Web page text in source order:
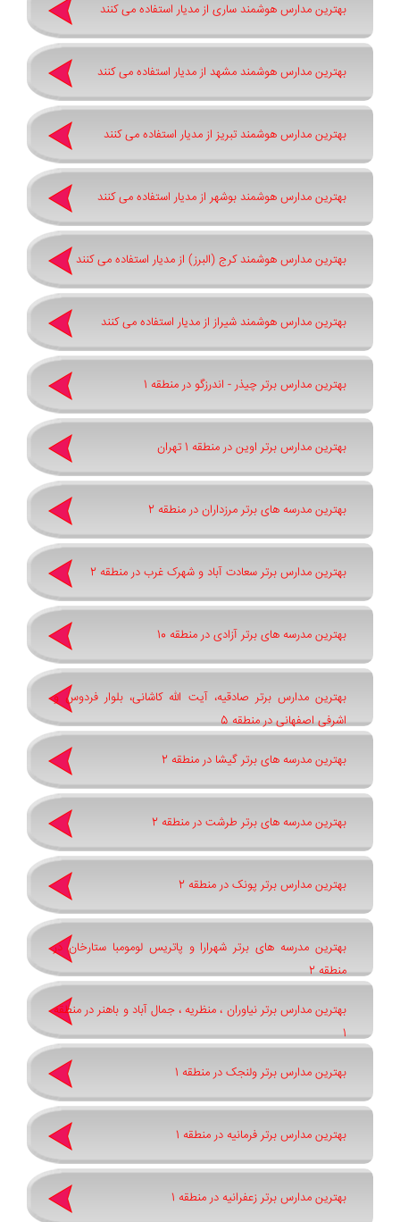
بهترین مدارس هوشمند ساری از مدیار استفاده می کنند
بهترین مدارس هوشمند مشهد از مدیار استفاده می کنند
بهترین مدارس هوشمند تبریز از مدیار استفاده می کنند
بهترین مدارس هوشمند بوشهر از مدیار استفاده می کنند
بهترین مدارس هوشمند کرج (البرز) از مدیار استفاده می کنند
بهترین مدارس هوشمند شیراز از مدیار استفاده می کنند
بهترین مدارس برتر چیذر - اندرزگو در منطقه 1
بهترین مدارس برتر اوین در منطقه 1 تهران
بهترین مدرسه های برتر مرزداران در منطقه 2
بهترین مدارس برتر سعادت آباد و شهرک غرب در منطقه 2
بهترین مدرسه های برتر آزادی در منطقه 10
بهترین مدارس برتر صادقیه، آیت الله کاشانی، بلوار فردوس و
اشرفی اصفهانی در منطقه 5
بهترین مدرسه های برتر گیشا در منطقه 2
بهترین مدرسه های برتر طرشت در منطقه 2
بهترین مدارس برتر پونک در منطقه 2
بهترین مدرسه های برتر شهرارا و پاتريس لومومبا ستارخان در
منطقه 2
بهترین مدارس برتر نیاوران ، منظریه ، جمال آباد و باهنر در منطقه
1
بهترین مدارس برتر ولنجک در منطقه 1
بهترین مدارس برتر فرمانیه در منطقه 1
بهترین مدارس برتر زعفرانیه در منطقه 1